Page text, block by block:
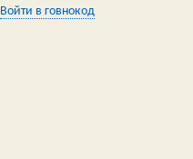
Войти в говнокод